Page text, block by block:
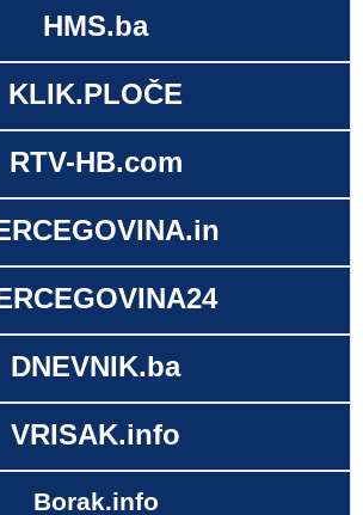
HMS.ba
KLIK.PLOČE
RTV-HB.com
DNEVNIK.ba
VRISAK.info
Borak.info